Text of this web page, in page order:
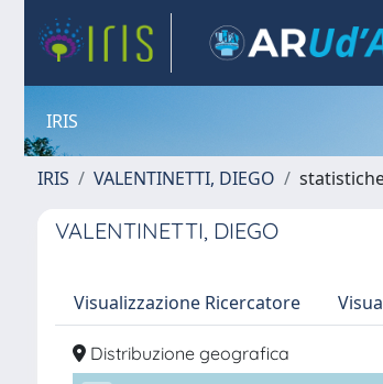
IRIS
IRIS VALENTINETTI, DIEGO
VALENTINETTI, DIEGO
Visualizzazione Ricercatore
Distribuzione geografica